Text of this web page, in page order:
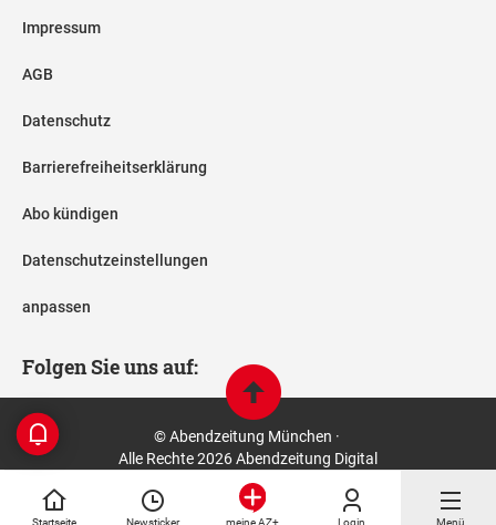
Startseite Newsticker meine AZ+ Login Menü
Impressum
AGB
Datenschutz
Barrierefreiheitserklärung
Abo kündigen
Datenschutzeinstellungen
anpassen
Folgen Sie uns auf:
© Abendzeitung München ·
Alle Rechte 2026 Abendzeitung Digital